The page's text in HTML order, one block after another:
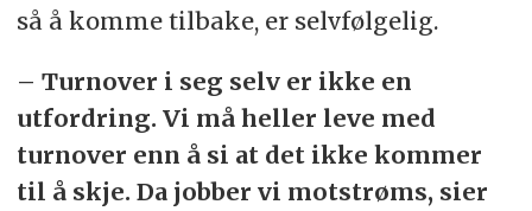
så å komme tilbake, er selvfølgelig.
– Turnover i seg selv er ikke en
utfordring. Vi må heller leve med
turnover enn å si at det ikke kommer
til å skje. Da jobber vi motstrøms, sier